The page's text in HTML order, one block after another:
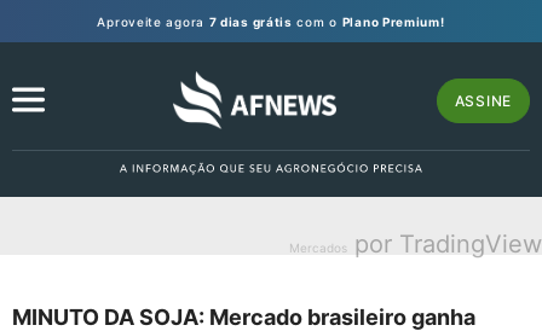
Aproveite agora 7 dias grátis com o Plano Premium!
ASSINE
Mercados por TradingView
MINUTO DA SOJA: Mercado brasileiro ganha